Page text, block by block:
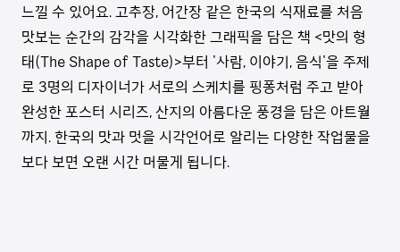
느낄 수 있어요. 고추장, 어간장 같은 한국의 식재료를 처음
맛보는 순간의 감각을 시각화한 그래픽을 담은 책 <맛의 형
태(The Shape of Taste)>부터 '사람, 이야기, 음식'을 주제
로 3명의 디자이너가 서로의 스케치를 핑퐁처럼 주고 받아
완성한 포스터 시리즈, 산지의 아름다운 풍경을 담은 아트월
까지. 한국의 맛과 멋을 시각언어로 알리는 다양한 작업물을
보다 보면 오랜 시간 머물게 됩니다.